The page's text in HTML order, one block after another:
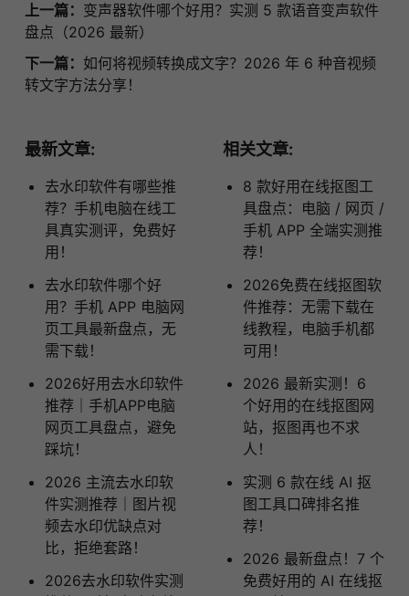
上一篇： 变声器软件哪个好用？实测 5 款语音变声软件
盘点（2026 最新）
下一篇： 如何将视频转换成文字？2026 年 6 种音视频
转文字方法分享！
最新文章:
去水印软件有哪些推
荐？手机电脑在线工
具真实测评，免费好
用！
去水印软件哪个好
用？手机 APP 电脑网
页工具最新盘点，无
需下载！
2026好用去水印软件
推荐｜手机APP电脑
网页工具盘点，避免
踩坑！
2026 主流去水印软
件实测推荐｜图片视
频去水印优缺点对
比，拒绝套路！
2026去水印软件实测
相关文章:
8 款好用在线抠图工
具盘点：电脑 / 网页 /
手机 APP 全端实测推
荐！
2026免费在线抠图软
件推荐：无需下载在
线教程，电脑手机都
可用！
2026 最新实测！6
个好用的在线抠图网
站，抠图再也不求
人！
实测 6 款在线 AI 抠
图工具口碑排名推
荐！
2026 最新盘点！7 个
免费好用的 AI 在线抠